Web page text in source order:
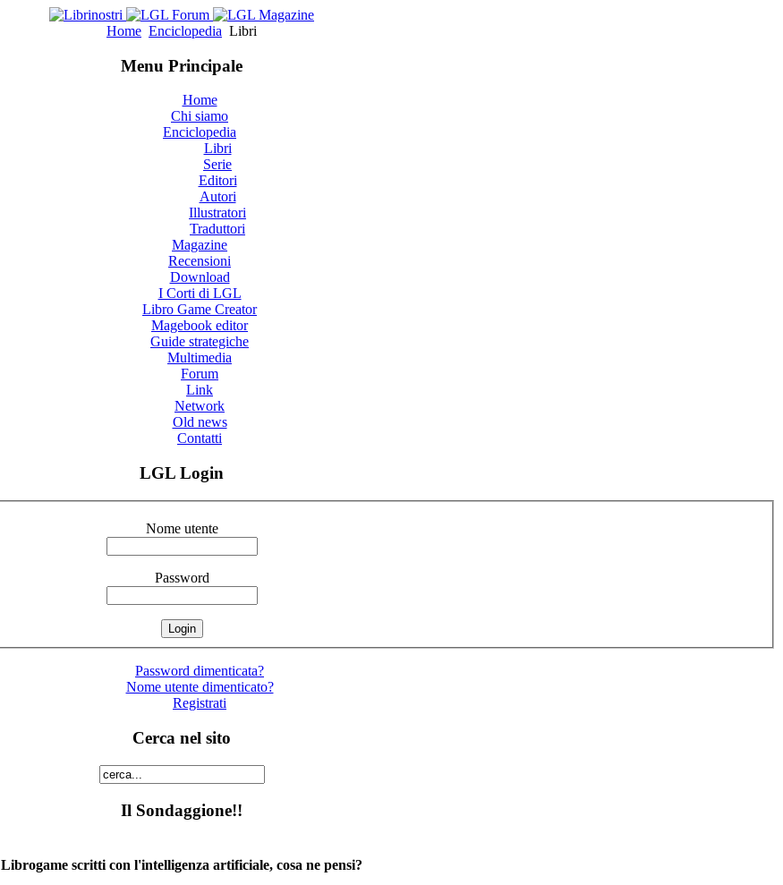
Home Enciclopedia Libri
Menu Principale
Home
Chi siamo
Enciclopedia
Libri
Serie
Editori
Autori
Illustratori
Traduttori
Magazine
Recensioni
Download
I Corti di LGL
Libro Game Creator
Magebook editor
Guide strategiche
Multimedia
Forum
Link
Network
Old news
Contatti
LGL Login
Nome utente
Password
Password dimenticata?
Nome utente dimenticato?
Registrati
Cerca nel sito
Il Sondaggione!!
Librogame scritti con l'intelligenza artificiale, cosa ne pensi?